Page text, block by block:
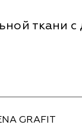
ткани с
GRAFIT